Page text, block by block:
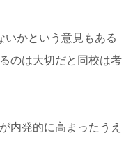
いかという意見もある
のは大切だと同校は考
内発的に高まったうえ